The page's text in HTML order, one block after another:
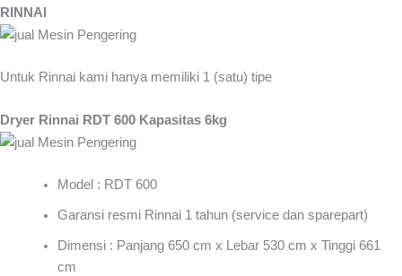
RINNAI
Untuk Rinnai kami hanya memiliki 1 (satu) tipe
Dryer Rinnai RDT 600 Kapasitas 6kg
Model : RDT 600
Garansi resmi Rinnai 1 tahun (service dan sparepart)
Dimensi : Panjang 650 cm x Lebar 530 cm x Tinggi 661
cm